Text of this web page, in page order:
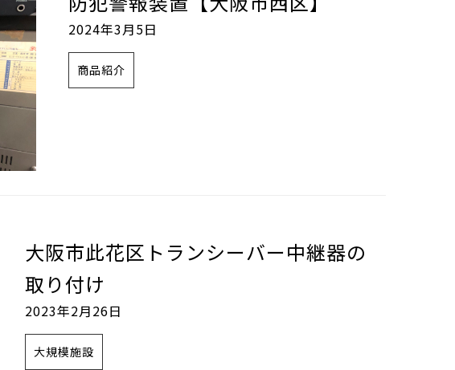
2024年3月5日
商品紹介
大阪市此花区トランシーバー中継器の
取り付け
2023年2月26日
大規模施設